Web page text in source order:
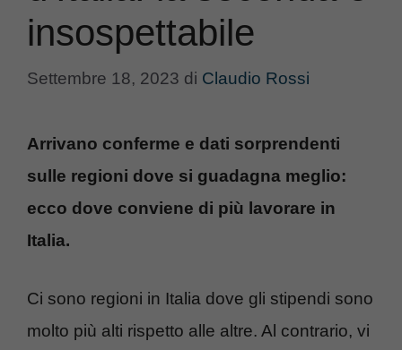
insospettabile
Settembre 18, 2023 di Claudio Rossi
Arrivano conferme e dati sorprendenti
sulle regioni dove si guadagna meglio:
ecco dove conviene di più lavorare in
Italia.
Ci sono regioni in Italia dove gli stipendi sono
molto più alti rispetto alle altre. Al contrario, vi